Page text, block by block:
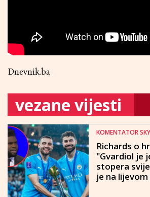
Dnevnik.ba
vezane vijesti
KOMENTATOR
Richards o
"Gvardiol je
stopera
je na lijevom